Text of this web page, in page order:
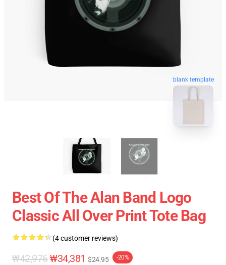
blank template
Best Of The Alan Band Logo
Classic All Over Print Tote Bag
(4 customer reviews)
₩42,976₩34,381 $24.95 -20%